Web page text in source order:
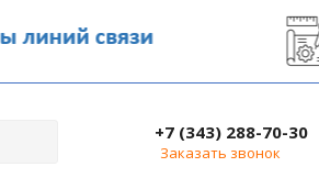
+7 (343) 288-70-30
Заказать звонок